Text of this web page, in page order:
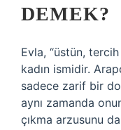
DEMEK?
Evla, “üstün,
kadın ismidir.
sadece zarif bir
aynı zamanda
çıkma arzusunu